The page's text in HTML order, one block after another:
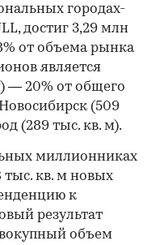
городах-
достиг 3,29 млн
от объема рынка
является
— 20% от общего
(509
(289 тыс. кв. м).
миллионниках
тыс. кв. м новых
к
результат
объем